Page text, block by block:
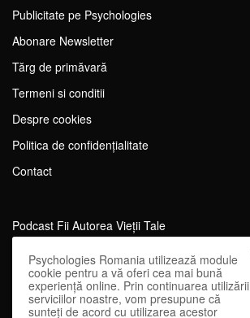
Publicitate pe Psychologies
Abonare Newsletter
Tărg de primăvară
Termeni si conditii
Despre cookies
Politica de confidențialitate
Contact
Podcast Fii Autorea Vieții Tale
Evenimente Fii Autoarea Vieții Tale!
SportEdu
Antrenament Mental pentru Sportivi
Psychologies Romania utilizează module
cookie pentru a vă oferi cea mai bună
experiență online. Prin continuarea utilizării
serviciilor noastre, vom presupune că
sunteți de acord cu utilizarea acestor